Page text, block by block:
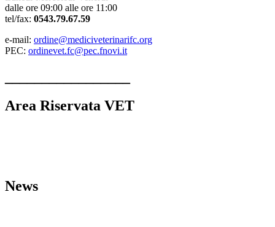
dalle ore 09:00 alle ore 11:00
tel/fax: 0543.79.67.59
e-mail: ordine@mediciveterinarifc.org
PEC: ordinevet.fc@pec.fnovi.it
Area Riservata VET
News